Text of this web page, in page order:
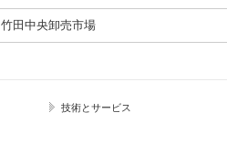
竹田中央卸売市場
技術とサービス